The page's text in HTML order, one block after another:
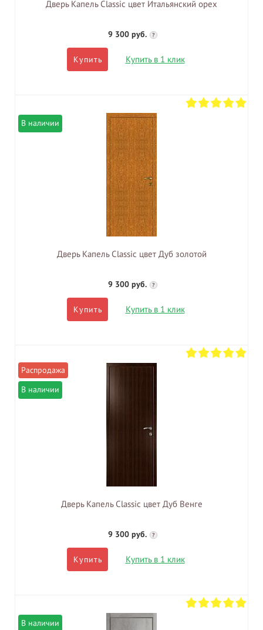
Дверь Капель Classic цвет Итальянский орех
9 300 руб. ?
Купить Купить в 1 клик
В наличии
Дверь Капель Classic цвет Дуб золотой
9 300 руб. ?
Купить Купить в 1 клик
В наличии
Дверь Капель Classic цвет Дуб Венге
9 300 руб. ?
Купить Купить в 1 клик
В наличии